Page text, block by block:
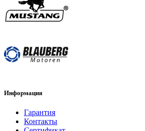
Информация
Гарантия
Контакты